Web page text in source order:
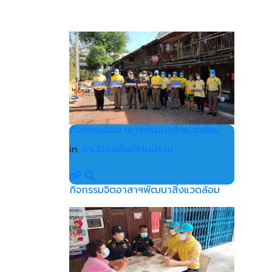
กิจกรรมจิตอาสาฯพัฒนาสิ่งแวดล้อม
in งานป้องกันปราบปราม
กิจกรรมจิตอาสาฯพัฒนาสิ่งแวดล้อม